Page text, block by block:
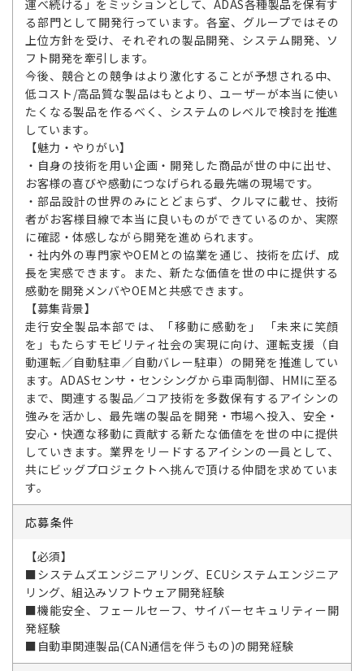
運べ続ける」をミッションとして、ADAS各種製品を保有す
る部門として開発行っています。各室、グループではその
上位方針を受け、それぞれの製品開発、システム開発、ソ
フト開発を牽引します。
今後、競合との競争はより激化することが予想される中、
低コスト/高品質な製品はもとより、ユーザーが本当に使い
たくなる製品を作るべく、システムのレベルで検討を推進
しています。
【魅力・やりがい】
・自身の技術を用い企画・開発した商品が世の中に出せ、
お客様の喜びや感動につなげられる最先端の現場です。
・部品設計の世界のみにとどまらず、クルマに載せ、技術
者がお客様目線で本当に良いものができているのか、実際
に確認・体感しながら開発を進められます。
・社内外の専門家やOEMとの協業を通じ、技術を広げ、成
長を実感できます。また、新たな価値を世の中に提供する
感動を開発メンバやOEMと共感できます。
【募集背景】
走行安全製品本部では、「移動に感動を」 「未来に笑顔
を」もたらすモビリティ社会の実現に向け、運転支援（自
動運転／自動駐車／自動バレー駐車）の開発を推進してい
ます。ADASセンサ・センシングから車両制御、HMIに至る
まで、関連する製品／コア技術を多数保有するアイシンの
強みを活かし、最先端の製品を開発・市場へ投入、安全・
安心・快適な移動に貢献する新たな価値をを世の中に提供
していきます。業界をリードするアイシンの一員として、
共にビッグプロジェクトへ挑んで頂ける仲間を求めていま
す。
応募条件
【必須】
■システムズエンジニアリング、ECUシステムエンジニア
リング、組込みソフトウェア開発経験
■機能安全、フェールセーフ、サイバーセキュリティー開
発経験
■自動車関連製品(CAN通信を伴うもの)の開発経験